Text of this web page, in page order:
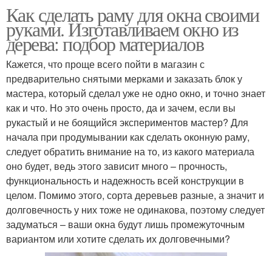
Как сделать раму для окна своими
руками. Изготавливаем окно из
дерева: подбор материалов
Кажется, что проще всего пойти в магазин с
предварительно снятыми мерками и заказать блок у
мастера, который сделал уже не одно окно, и точно знает
как и что. Но это очень просто, да и зачем, если вы
рукастый и не боящийся экспериментов мастер? Для
начала при продумывании как сделать оконную раму,
следует обратить внимание на то, из какого материала
оно будет, ведь этого зависит много – прочность,
функциональность и надежность всей конструкции в
целом. Помимо этого, сорта деревьев разные, а значит и
долговечность у них тоже не одинакова, поэтому следует
задуматься – ваши окна будут лишь промежуточным
вариантом или хотите сделать их долговечными?